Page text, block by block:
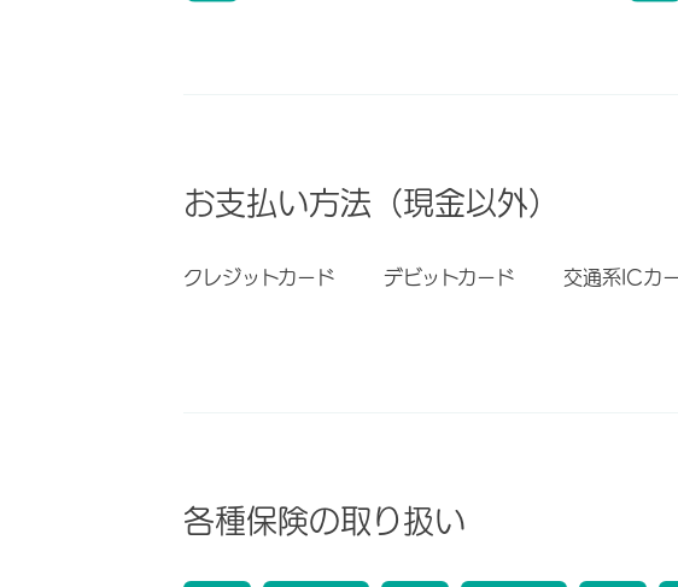
お支払い方法（現金以外）
クレジットカード デビットカード 交通系ICカ
各種保険の取り扱い